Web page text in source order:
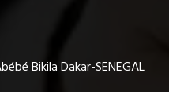
Bikila Dakar-SENEGAL